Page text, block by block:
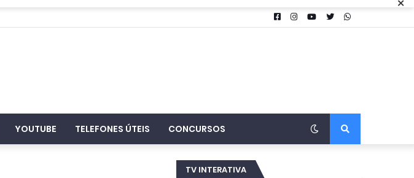
YOUTUBE TELEFONES ÚTEIS CONCURSOS
TV INTERATIVA